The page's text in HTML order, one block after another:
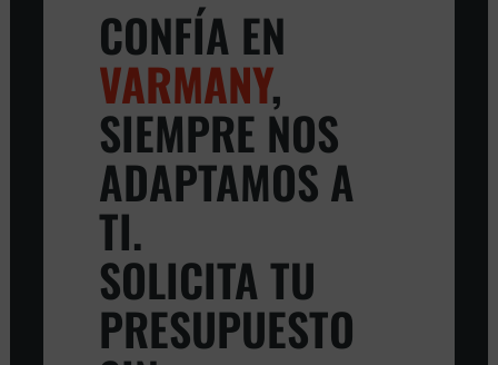
CONFÍA EN
VARMANY,
SIEMPRE NOS
ADAPTAMOS A
TI.
SOLICITA TU
PRESUPUESTO